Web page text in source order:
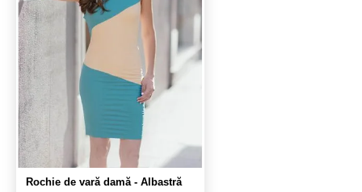
Rochie de vară damă - Albastră